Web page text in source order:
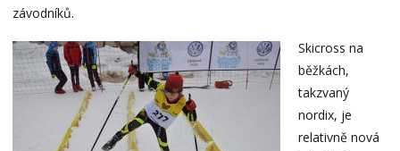
závodníků.
Skicross na
běžkách,
takzvaný
nordix, je
relativně nová